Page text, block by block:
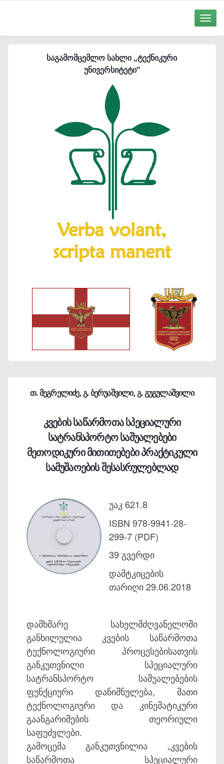
Toggle
საგამომცემლო სახლი „ტექნიკური
უნივერსიტეტი“
თ. მეგრელიძე, გ. ბერუაშვილი, გ. გუგულაშვილი
კვების საწარმოთა სპეციალური
სატრანსპორტო საშუალებები
მეთოდიკური მითითებები პრაქტიკული
სამუშაოების შესასრულებლად
უაკ 621.8
ISBN 978-9941-28-
299-7 (PDF)
39 გვერდი
დამტკიცების
თარიღი 29.06.2018
დამხმარე სახელმძღვანელოში
განხილულია კვების საწარმოთა
ტექნოლოგიური პროცესებისათვის
განკუთვნილი სპეციალური
სატრანსპორტო საშუალებების
ფუნქციური დანიშნულება, მათი
ტექნოლოგიური და კინემატიკური
გაანგარიშების თეორიული
საფუძვლები.
გამოცემა განკუთვნილია „კვების
საწარმოთა სპეციალური